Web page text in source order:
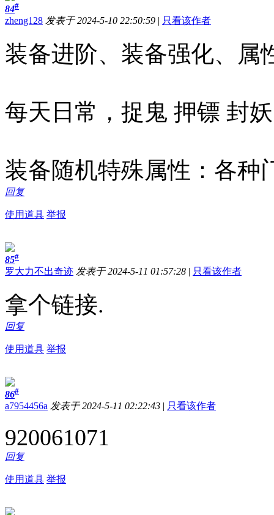
84#
zheng128 发表于 2024-5-10 22:50:59 | 只看该作者
装备进阶、装备强化、属
每天日常，捉鬼 押镖 封
装备随机特殊属性：各种
回复
使用道具 举报
85#
罗大力不出奇迹 发表于 2024-5-11 01:57:28 | 只看该作者
拿个链接.
回复
使用道具 举报
86#
a7954456a 发表于 2024-5-11 02:22:43 | 只看该作者
920061071
回复
使用道具 举报